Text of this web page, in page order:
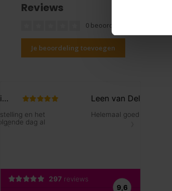
Reviews
0 beoordelingen
Je beoordeling toevoegen